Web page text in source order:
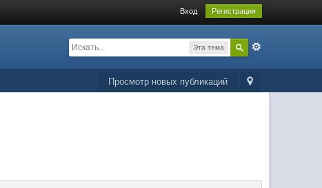
Вход Регистрация
Эта тема
Просмотр новых публикаций